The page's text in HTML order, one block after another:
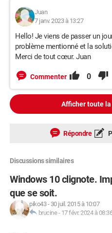
Juan
7 janv. 2023 à 13:27
Hello! Je viens de passer un
problème mentionné et la
Merci de tout cœur. Juan
Commenter 0
Afficher toute
Répondre
Discussions similaires
Windows 10 clignote.
que se soit.
piko43- 30 juil. 2015 à 10:07
brucine- 17 févr. 2024 à 08:36